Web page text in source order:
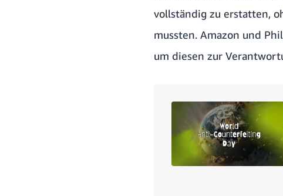
vollständig zu erstatten,
mussten. Amazon und
um diesen zur